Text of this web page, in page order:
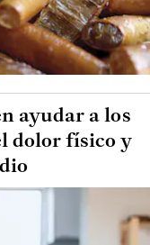
ayudar a los
dolor físico y